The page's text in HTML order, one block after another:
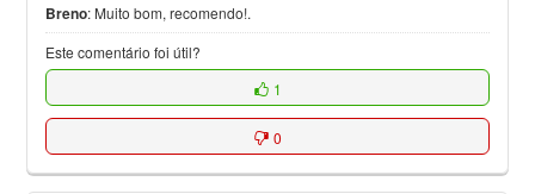
Breno: Muito bom, recomendo!.
Este comentário foi útil?
1
0